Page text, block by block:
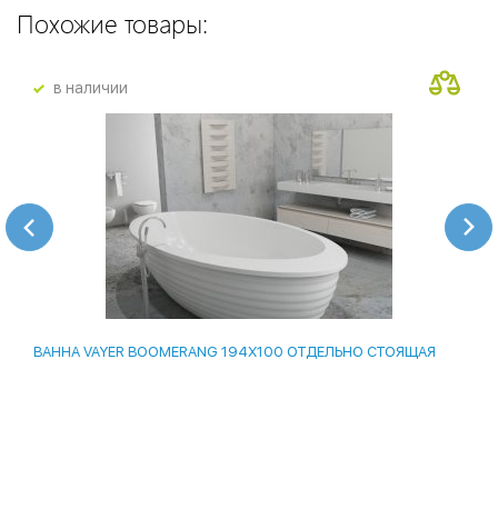
Похожие товары:
в наличии
ВАННА VAYER BOOMERANG 194Х100 ОТДЕЛЬНО СТОЯЩАЯ